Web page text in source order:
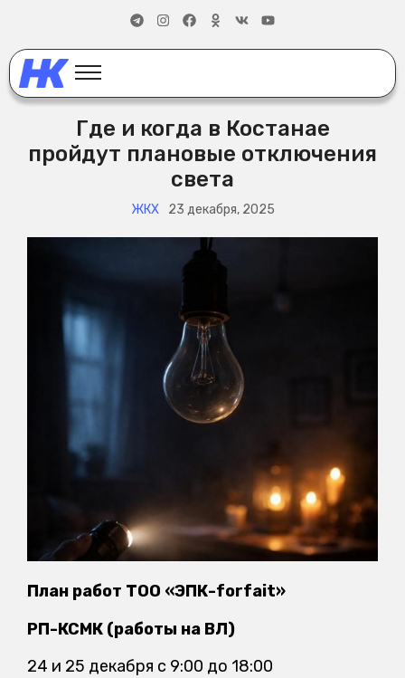
Где и когда в Костанае
пройдут плановые отключения
света
ЖКХ 23 декабря, 2025
План работ ТОО «ЭПК-forfait»
РП-КСМК (работы на ВЛ)
24 и 25 декабря с 9:00 до 18:00